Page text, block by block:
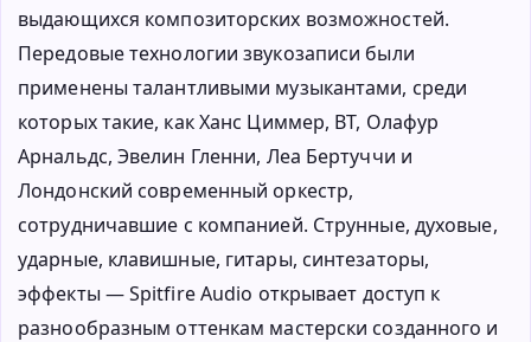
выдающихся композиторских возможностей.
Передовые технологии звукозаписи были
применены талантливыми музыкантами, среди
которых такие, как Ханс Циммер, BT, Олафур
Арнальдс, Эвелин Гленни, Леа Бертуччи и
Лондонский современный оркестр,
сотрудничавшие с компанией. Струнные, духовые,
ударные, клавишные, гитары, синтезаторы,
эффекты — Spitfire Audio открывает доступ к
разнообразным оттенкам мастерски созданного и